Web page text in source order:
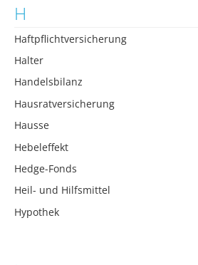
H
Haftpflichtversicherung
Halter
Handelsbilanz
Hausratversicherung
Hausse
Hebeleffekt
Hedge-Fonds
Heil- und Hilfsmittel
Hypothek